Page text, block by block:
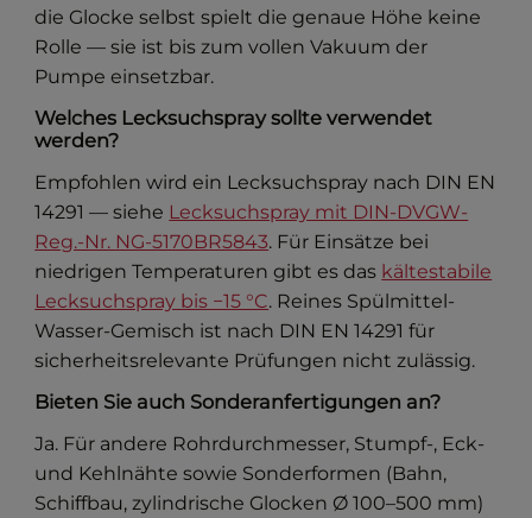
die Glocke selbst spielt die genaue Höhe keine
Rolle — sie ist bis zum vollen Vakuum der
Pumpe einsetzbar.
Welches Lecksuchspray sollte verwendet
werden?
Empfohlen wird ein Lecksuchspray nach DIN EN
14291 — siehe Lecksuchspray mit DIN-DVGW-
Reg.-Nr. NG-5170BR5843. Für Einsätze bei
niedrigen Temperaturen gibt es das kältestabile
Lecksuchspray bis −15 °C. Reines Spülmittel-
Wasser-Gemisch ist nach DIN EN 14291 für
sicherheitsrelevante Prüfungen nicht zulässig.
Bieten Sie auch Sonderanfertigungen an?
Ja. Für andere Rohrdurchmesser, Stumpf-, Eck-
und Kehlnähte sowie Sonderformen (Bahn,
Schiffbau, zylindrische Glocken Ø 100–500 mm)